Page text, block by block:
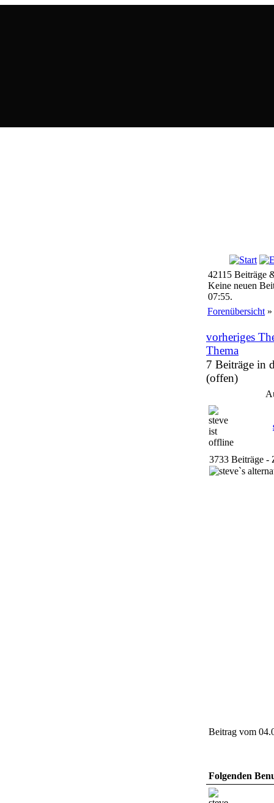
42115 Beiträge
Keine neuen
07:55.
Forenübersicht »
vorheriges
Thema
7 Beiträge in
(offen)
3733 Beiträge -
Beitrag vom
Folgenden